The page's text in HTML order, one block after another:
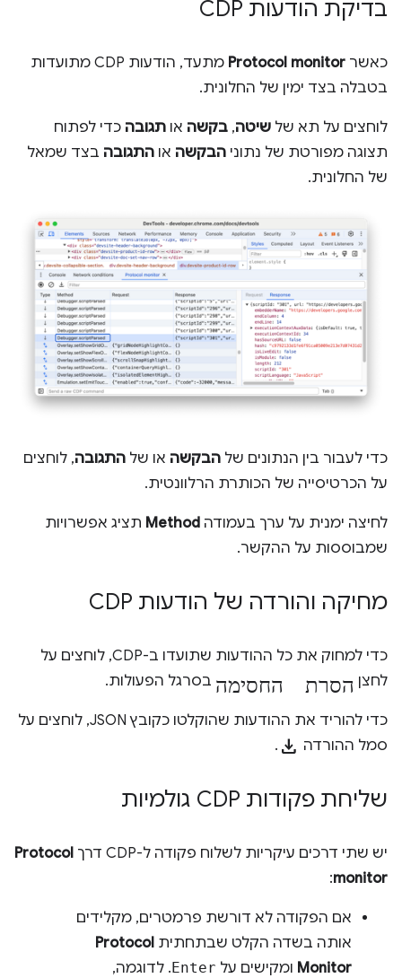
בדיקת הודעות CDP
כאשר Protocol monitor
מתעד, הודעות CDP מתועדות
בטבלה בצד ימין של החלונית.
לוחצים על תא של שיטה, בקשה או תגובה כדי לפתוח
תצוגה מפורטת של נתוני הבקשה או התגובה בצד שמאל
של החלונית.
כדי לעבור בין הנתונים של הבקשה או של התגובה, לוחצים
על הכרטיסייה של הכותרת הרלוונטית.
לחיצה ימנית על ערך בעמודה Method תציג אפשרויות
שמבוססות על ההקשר.
מחיקה והורדה של הודעות CDP
כדי למחוק את כל ההודעות שתועדו ב-CDP, לוחצים על
לחצן הסרת החסימה בסרגל הפעולות.
כדי להוריד את ההודעות שהוקלטו כקובץ JSON, לוחצים על
סמל ההורדה download
.
שליחת פקודות CDP גולמיות
יש שתי דרכים עיקריות לשלוח פקודה ל-CDP דרך
Protocol
monitor
:
אם הפקודה לא דורשת פרמטרים, מקלידים
אותה בשדה הקלט שבתחתית Protocol
Monitor ומקישים על Enter. לדוגמה,